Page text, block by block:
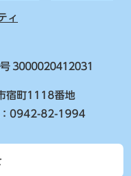
ィ
3000020412031
宿町1118番地
0942-82-1994